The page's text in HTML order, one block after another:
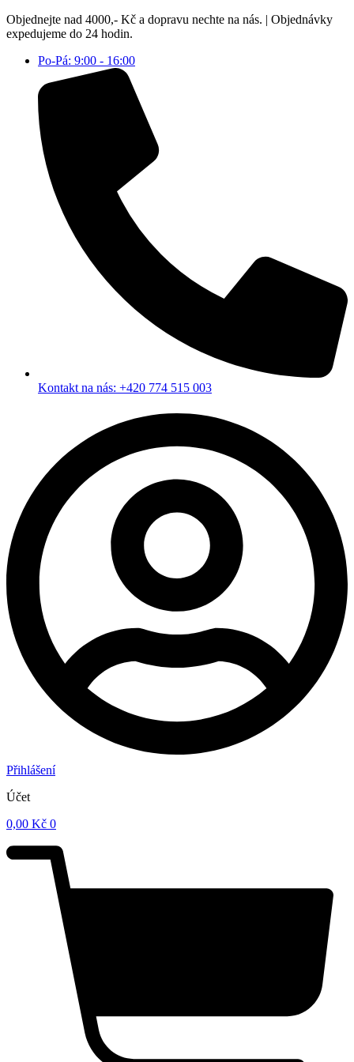
Přejít
k
Objednejte nad 4000,- Kč a dopravu nechte na nás. | Objednávky
expedujeme do 24 hodin.
Po-Pá: 9:00 - 16:00
Kontakt na nás: +420 774 515 003
Přihlášení
Účet
0,00 Kč 0